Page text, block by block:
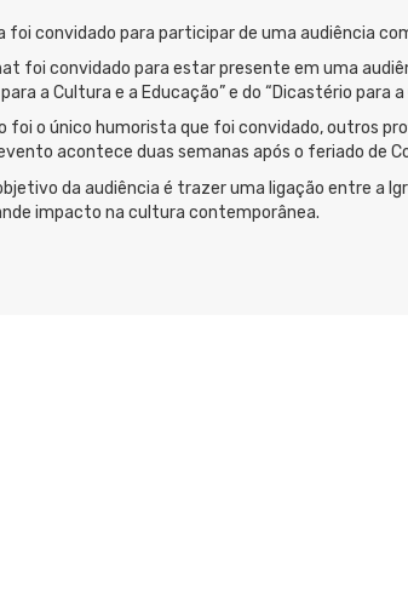
foi convidado para participar de uma audiência
foi convidado para estar presente em uma
a Cultura e a Educação” e do “Dicastério para
foi o único humorista que foi convidado, outros
acontece duas semanas após o feriado de
da audiência é trazer uma ligação entre a
impacto na cultura contemporânea.